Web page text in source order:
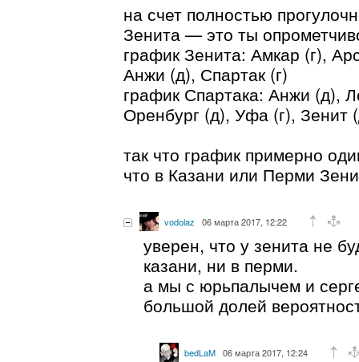
на счет полностью
Зенита — это ты
график Зенита: Амкар (г),
Анжи (д), Спартак (г)
график Спартака: Анжи (д),
Оренбург (д), Уфа (г), Зенит
так что график примерно
что в Казани или Перми
vodolaz 06 марта 2017, 12:22
уверен, что у зенита не
казани, ни в перми.
а мы с юрьпалычем и
большой долей
bedLaM 06 марта 2017, 12:24